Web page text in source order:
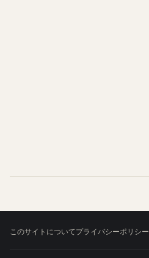
このサイトについてプライバシーポリシー